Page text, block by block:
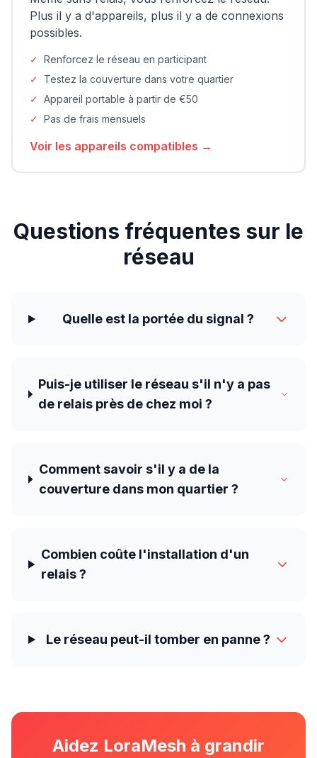
Plus il y a d'appareils, plus il y a de connexions
possibles.
✓ Renforcez le réseau en participant
✓
Testez la couverture dans votre quartier
✓ Appareil portable à partir de €50
✓ Pas de frais mensuels
Voir les appareils compatibles →
Questions fréquentes sur le
réseau
Quelle est la portée du signal ?
Puis-je utiliser le réseau s'il n'y a pas
de relais près de chez moi ?
Comment savoir s'il y a de la
couverture dans mon quartier ?
Combien coûte l'installation d'un
relais ?
Le réseau peut-il tomber en panne ?
Aidez LoraMesh à grandir